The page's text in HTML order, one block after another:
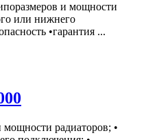
и мощности
или нижнего
•гарантия ...
радиаторов; •